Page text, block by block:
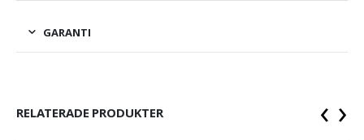
GARANTI
RELATERADE PRODUKTER ‹ ›